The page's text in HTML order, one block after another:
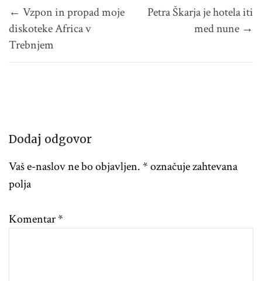
prispevka
← Vzpon in propad moje
diskoteke Africa v
Trebnjem
Petra Škarja je hotela iti
med nune →
Dodaj odgovor
Vaš e-naslov ne bo objavljen. *označuje zahtevana
polja
Komentar*